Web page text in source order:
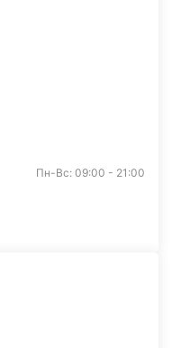
Пн-Вс: 09:00 - 21:00